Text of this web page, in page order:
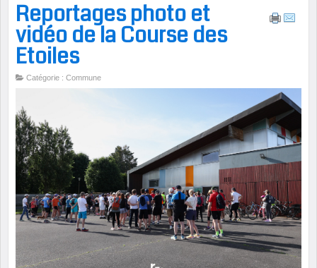
Reportages photo et
vidéo de la Course des
Etoiles
Catégorie : Commune